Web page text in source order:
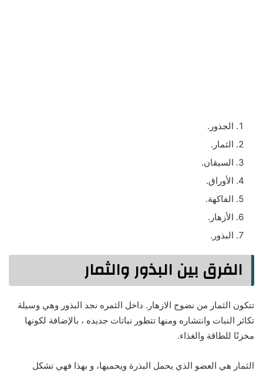
الجذور.
الثمار.
السيقان.
الأوراق.
الفاكهة.
الأزهار.
البذور.
الفرق بين البذور والثمار
تتكون الثمار من نضوج الازهار. داخل الثمره نجد البذور وهي وسيلة
تكاثر النبات وانتشاره ومنها تتطور نباتات جديده ، بالإضافة لكونها
مخزنًا للطاقة والغذاء.
الثمار هي العضو الذي يحمل البذرة ويحميها، و بهذا فهي تشكل